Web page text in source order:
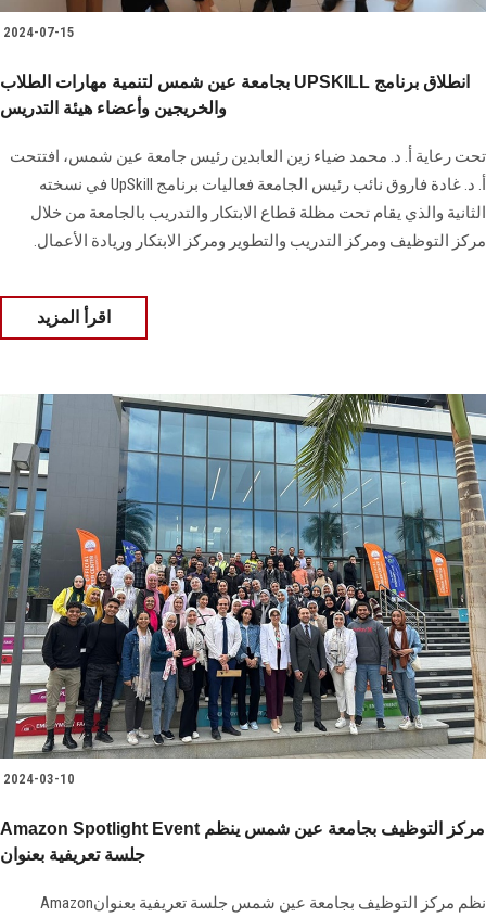
2024-07-15
بجامعة عين شمس لتنمية مهارات الطلاب UPSKILL انطلاق برنامج
والخريجين وأعضاء هيئة التدريس
تحت رعاية أ. د. محمد ضياء زين العابدين رئيس جامعة عين شمس، افتتحت
أ. د. غادة فاروق نائب رئيس الجامعة فعاليات برنامج UpSkill في نسخته
الثانية والذي يقام تحت مظلة قطاع الابتكار والتدريب بالجامعة من خلال
مركز التوظيف ومركز التدريب والتطوير ومركز الابتكار وريادة الأعمال.
اقرأ المزيد
2024-03-10
Amazon Spotlight Event ‎مركز التوظيف بجامعة عين شمس ينظم
جلسة تعريفية بعنوان
نظم مركز التوظيف بجامعة عين شمس جلسة تعريفية بعنوان‎ Amazon